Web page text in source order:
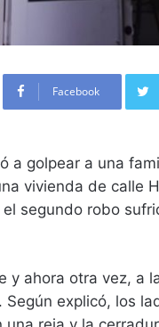
Facebook
a golpear a una
vivienda de calle
segundo robo
y ahora otra vez, a
explicó, los